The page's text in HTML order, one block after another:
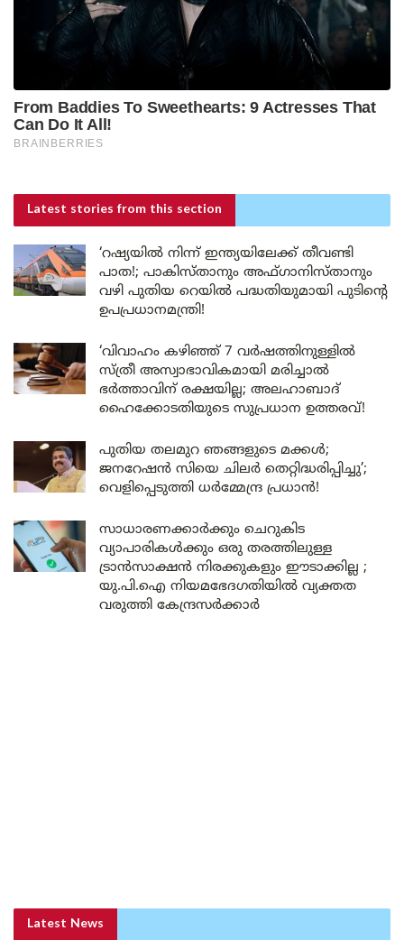
Latest stories from this section
‘റഷ്യയിൽ നിന്ന് ഇന്ത്യയിലേക്ക് തീവണ്ടി
പാത!; പാകിസ്താനും അഫ്ഗാനിസ്താനും
വഴി പുതിയ റെയിൽ പദ്ധതിയുമായി പുടിന്റെ
ഉപപ്രധാനമന്ത്രി!
‘വിവാഹം കഴിഞ്ഞ് 7 വർഷത്തിനുള്ളിൽ
സ്ത്രീ അസ്വാഭാവികമായി മരിച്ചാൽ
ഭർത്താവിന് രക്ഷയില്ല; അലഹാബാദ്
ഹൈക്കോടതിയുടെ സുപ്രധാന ഉത്തരവ്!
പുതിയ തലമുറ ഞങ്ങളുടെ മക്കൾ;
ജനറേഷൻ സിയെ ചിലർ തെറ്റിദ്ധരിപ്പിച്ചു’;
വെളിപ്പെടുത്തി ധർമ്മേന്ദ്ര പ്രധാൻ!
സാധാരണക്കാർക്കും ചെറുകിട
വ്യാപാരികൾക്കും ഒരു തരത്തിലുള്ള
ട്രാൻസാക്ഷൻ നിരക്കുകളും ഈടാക്കില്ല ;
യു.പി.ഐ നിയമഭേദഗതിയിൽ വ്യക്തത
വരുത്തി കേന്ദ്രസർക്കാർ
Latest News